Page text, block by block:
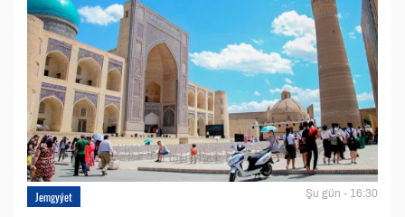
Jemgyýet Şu gün - 16:30